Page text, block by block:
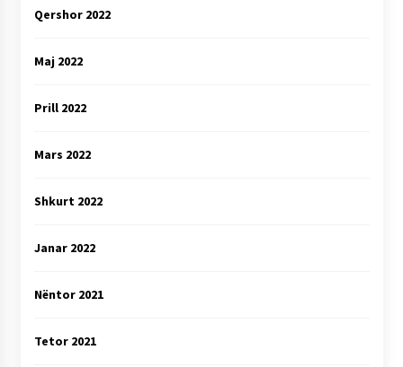
Qershor 2022
Maj 2022
Prill 2022
Mars 2022
Shkurt 2022
Janar 2022
Nëntor 2021
Tetor 2021